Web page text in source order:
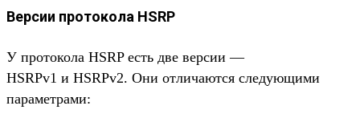
Версии протокола HSRP
У про­токо­ла HSRP есть две вер­сии —
HSRPv1 и HSRPv2. Они отли­чают­ся сле­дующи­ми
парамет­рами: